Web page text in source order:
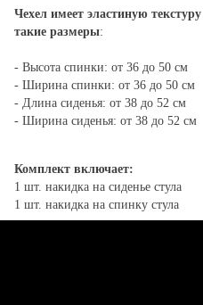
Чехел имеет эластиную
такие размеры:
- Высота спинки: от 36 до 50 см
- Ширина спинки: от 36 до 50 см
- Длина сиденья: от 38 до 52 см
- Ширина сиденья: от 38 до 52 см
Комплект включает:
1 шт. накидка на сиденье стула
1 шт. накидка на спинку стула